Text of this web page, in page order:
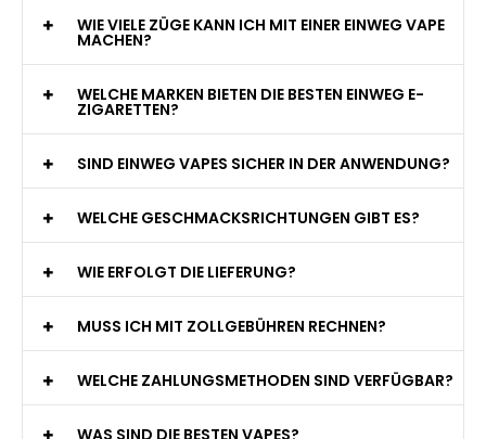
WIE VIELE ZÜGE KANN ICH MIT EINER EINWEG VAPE
MACHEN?
WELCHE MARKEN BIETEN DIE BESTEN EINWEG E-
ZIGARETTEN?
SIND EINWEG VAPES SICHER IN DER ANWENDUNG?
WELCHE GESCHMACKSRICHTUNGEN GIBT ES?
WIE ERFOLGT DIE LIEFERUNG?
MUSS ICH MIT ZOLLGEBÜHREN RECHNEN?
WELCHE ZAHLUNGSMETHODEN SIND VERFÜGBAR?
WAS SIND DIE BESTEN VAPES?